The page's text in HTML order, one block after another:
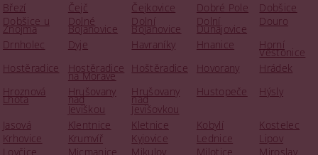
Březí Čejč Čejkovice Dobré Pole
Dobšice
Dobšice u
Znojma
Dolné
Bojanovice
Dolní
Bojanovice
Dolní
Dunajovice
Douro
Drnholec
Dyje Havraníky Hnanice Horní
Věstonice
Hostěradice
Hostěradice
na Moravě
Hoštěradice Hovorany
Hrádek
Hroznová
Lhota
Hrušovany
nad
Jeviškou
Hrušovany
nad
Jevišovkou
Hustopeče Hýsly
Jasová Klentnice Kletnice Kobylí
Kostelec
Krhovice
Krumvíř Kyjovice Lednice
Lipov
Lovčice
Micmanice Mikulov Milotice Miroslav